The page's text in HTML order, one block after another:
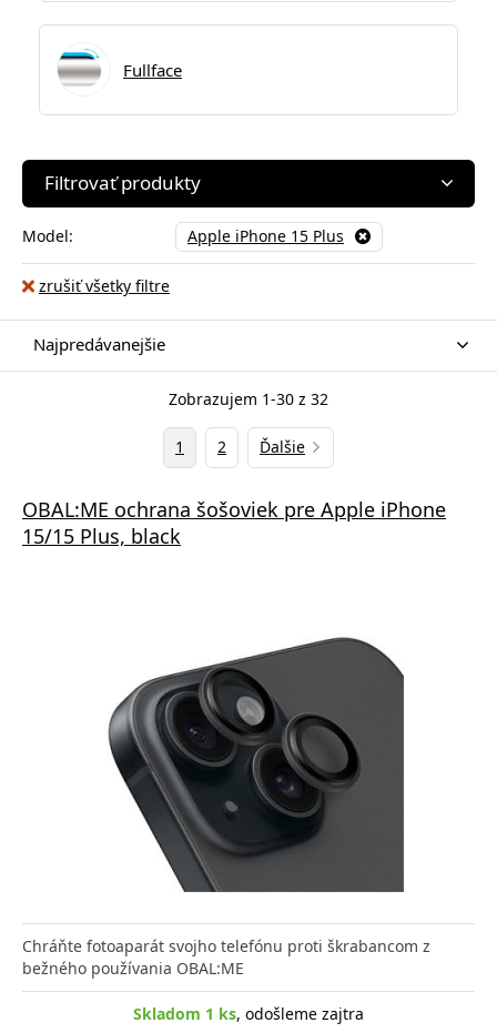
Fullface
Filtrovať produkty
Model: Apple iPhone 15 Plus
zrušiť všetky filtre
Najpredávanejšie
Zobrazujem 1-30 z 32
1 2 Ďalšie
OBAL:ME ochrana šošoviek pre Apple iPhone
15/15 Plus, black
Chráňte fotoaparát svojho telefónu proti škrabancom z
bežného používania OBAL:ME
Skladom 1 ks, odošleme zajtra